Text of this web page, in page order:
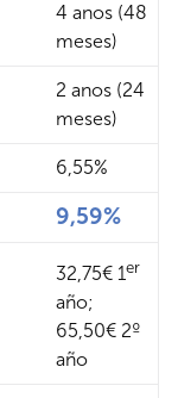
4 anos (48
meses)
2 anos (24
meses)
6,55%
9,59%
32,75€ 1er
año;
65,50€ 2º
año